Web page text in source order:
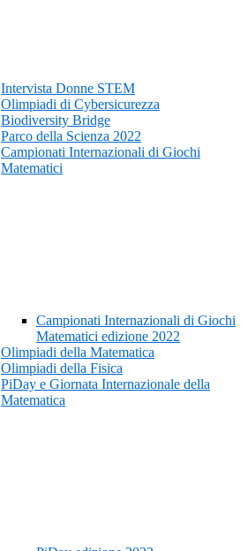
Intervista Donne STEM
Olimpiadi di Cybersicurezza
Biodiversity Bridge
Parco della Scienza 2022
Campionati Internazionali di Giochi
Matematici
Campionati Internazionali di Giochi
Matematici edizione 2022
Olimpiadi della Matematica
Olimpiadi della Fisica
PiDay e Giornata Internazionale della
Matematica